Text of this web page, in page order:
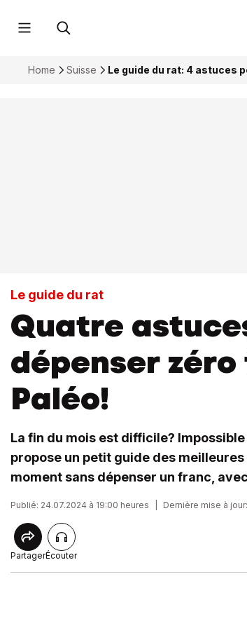
Home Suisse Le guide du rat: 4 astuces
Le guide du rat
Quatre
dépenser
Paléo!
La fin du mois est difficile?
propose un petit guide des
moment sans dépenser un franc,
Publié: 24.07.2024 à 19:00 heures Dernière mise à
PartagerÉcouter